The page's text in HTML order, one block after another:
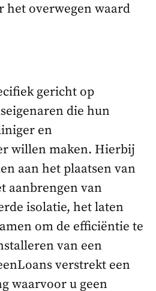
het overwegen waard
gericht op
die hun
en
willen maken. Hierbij
aan het plaatsen van
aanbrengen van
isolatie, het laten
om de efficiëntie te
van een
verstrekt een
waarvoor u geen